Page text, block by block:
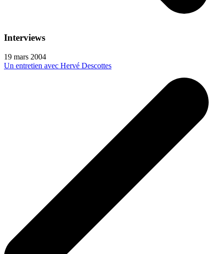
Interviews
19 mars 2004
Un entretien avec Hervé Descottes